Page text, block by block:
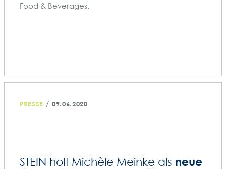
Food & Beverages.
PRESSE /09.06.2020
STEIN holt Michèle Meinke als neue